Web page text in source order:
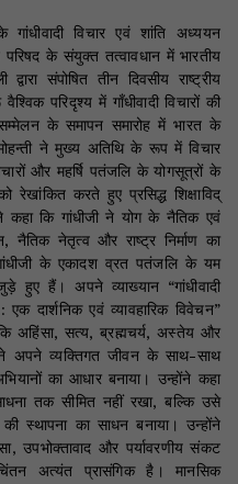
गांधीवादी विचार एवं शांति अध्ययन
परिषद के संयुक्त तत्वावधान में भारतीय
संपोषित तीन दिवसीय राष्ट्रीय
परिदृश्य में गाँधीवादी विचारों की
के समापन समारोह में भारत के
मोहन्ती ने मुख्य अतिथि के रूप में विचार
और महर्षि पतंजलि के योगसूत्रों के
रेखांकित करते हुए प्रसिद्ध शिक्षाविद्
कहा कि गांधीजी ने योग के नैतिक एवं
नैतिक नेतृत्व और राष्ट्र निर्माण का
गांधीजी के एकादश व्रत पतंजलि के यम
हैं। अपने व्याख्यान “गांधीवादी
दार्शनिक एवं व्यावहारिक विवेचन”
अहिंसा, सत्य, ब्रह्मचर्य, अस्तेय और
ने अपने व्यक्तिगत जीवन के साथ-साथ
का आधार बनाया। उन्होंने कहा
तक सीमित नहीं रखा, बल्कि उसे
स्थापना का साधन बनाया। उन्होंने
और पर्यावरणीय संकट
अत्यंत प्रासंगिक है। मानसिक